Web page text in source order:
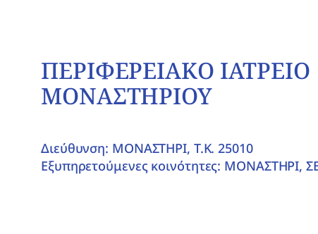
ΠΕΡΙΦΕΡΕΙΑΚΟ ΙΑΤΡΕΙΟ
ΜΟΝΑΣΤΗΡΙΟΥ
Διεύθυνση: ΜΟΝΑΣΤΗΡΙ, T.K. 25010
Εξυπηρετούμενες κοινότητες: ΜΟΝΑΣΤΗΡΙ,